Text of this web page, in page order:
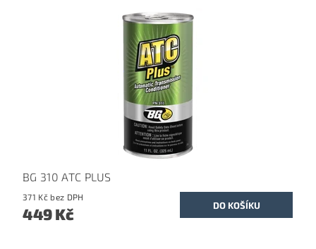
BG 310 ATC PLUS
371 Kč bez DPH
449 Kč